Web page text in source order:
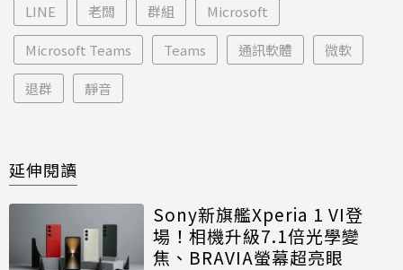
LINE 老闆 群組 Microsoft
Microsoft Teams Teams 通訊軟體 微軟
退群 靜音
延伸閱讀
Sony新旗艦Xperia 1 VI登
場！相機升級7.1倍光學變
焦、BRAVIA螢幕超亮眼